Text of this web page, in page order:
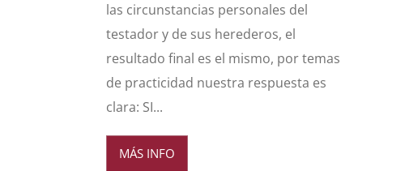
las circunstancias personales del
testador y de sus herederos, el
resultado final es el mismo, por temas
de practicidad nuestra respuesta es
clara: SI...
MÁS INFO